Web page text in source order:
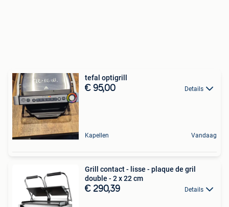
tefal optigrill
€ 95,00 Details
Kapellen Vandaag
Grill contact - lisse - plaque de gril
double - 2 x 22 cm
€ 290,39 Details